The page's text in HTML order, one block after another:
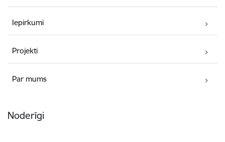
Iepirkumi
Projekti
Par mums
Noderīgi